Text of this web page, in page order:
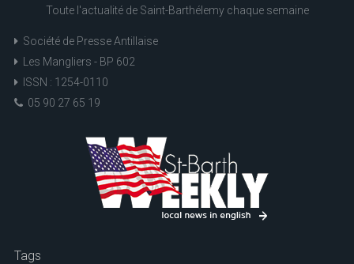
Toute l'actualité de Saint-Barthélemy chaque semaine
Société de Presse Antillaise
Les Mangliers - BP 602
ISSN : 1254-0110
05 90 27 65 19
Tags